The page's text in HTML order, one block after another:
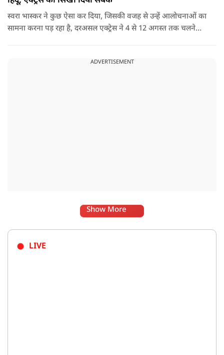
स्वरा भास्कर ने कुछ ऐसा कर दिया, जिसकी वजह से उन्हें आलोचनाओं का
सामना करना पड़ रहा है, दरअसल एक्ट्रेस ने 4 से 12 अगस्त तक चलने
भास्कर ने अपनी भड़ास निकाली है.ADVERTISEMENT
Show More
LIVE